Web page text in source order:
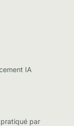
IA
pratiqué par